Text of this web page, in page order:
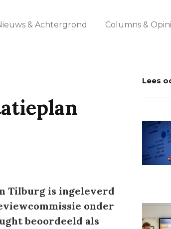
& Achtergrond Columns &
Tilburg is ingeleverd
onder
beoordeeld als
Lees